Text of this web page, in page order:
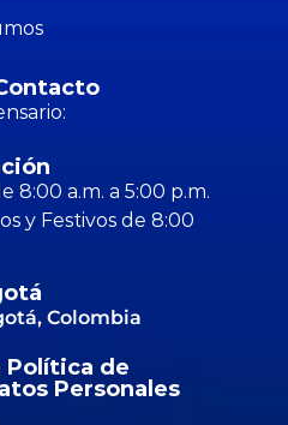
8:00 a.m. a 5:00 p.m.
y Festivos de 8:00
Colombia
Política de
Personales